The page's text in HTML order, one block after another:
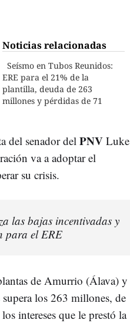
Noticias relacionadas
Seísmo en Tubos Reunidos:
ERE para el 21% de la
plantilla, deuda de 263
millones y pérdidas de 71
del senador del PNV Luke
va a adoptar el
su crisis.
las bajas incentivadas y
para el ERE
de Amurrio (Álava) y
los 263 millones, de
intereses que le prestó la